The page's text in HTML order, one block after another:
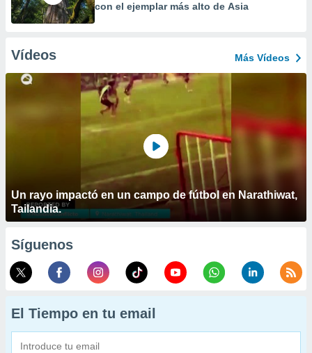
con el ejemplar más alto de Asia
Vídeos Más Vídeos
Un rayo impactó en un campo de fútbol en Narathiwat,
Tailandia.
Síguenos
El Tiempo en tu email